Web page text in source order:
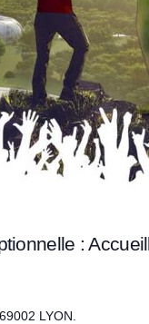
:
LYON.